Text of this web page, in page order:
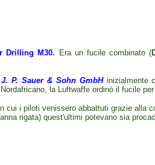
Drilling M30. Era un fucile combinato (
J. P. Sauer & Sohn GmbH inizialmente
la Luftwaffe ordinò il fucile
cui i piloti venissero abbattuti grazie alla
rigata) quest'ultimi potevano sia